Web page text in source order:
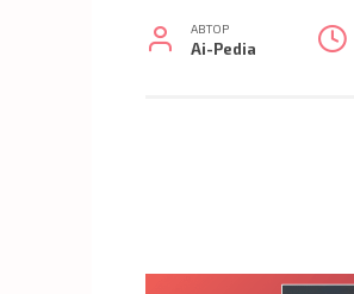
АВТОР
Ai-Pedia